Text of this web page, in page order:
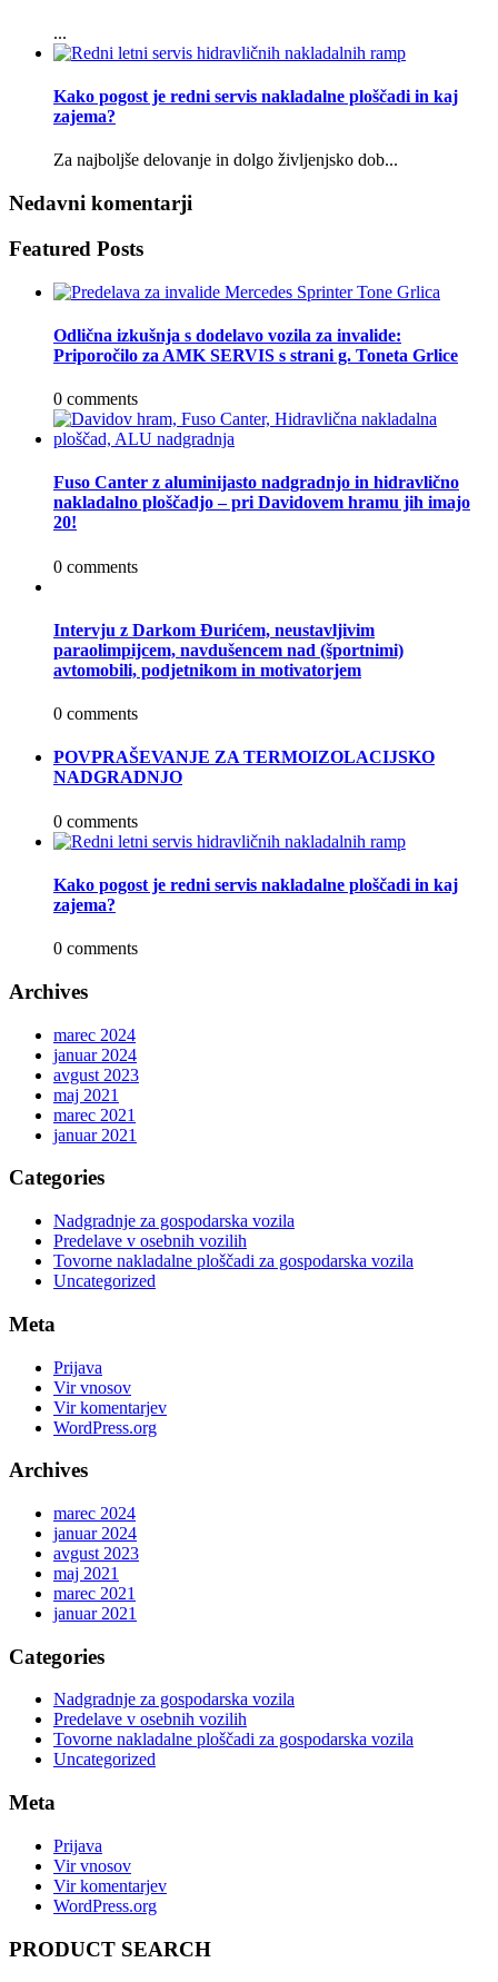
...
Kako pogost je redni servis nakladalne ploščadi in kaj
zajema?
Za najboljše delovanje in dolgo življenjsko dob...
Nedavni komentarji
Featured Posts
Odlična izkušnja s dodelavo vozila za invalide:
Priporočilo za AMK SERVIS s strani g. Toneta Grlice
0 comments
Fuso Canter z aluminijasto nadgradnjo in hidravlično
nakladalno ploščadjo – pri Davidovem hramu jih imajo
20!
0 comments
Intervju z Darkom Đurićem, neustavljivim
paraolimpijcem, navdušencem nad (športnimi)
avtomobili, podjetnikom in motivatorjem
0 comments
POVPRAŠEVANJE ZA TERMOIZOLACIJSKO
NADGRADNJO
0 comments
Kako pogost je redni servis nakladalne ploščadi in kaj
zajema?
0 comments
Archives
marec 2024
januar 2024
avgust 2023
maj 2021
marec 2021
januar 2021
Categories
Nadgradnje za gospodarska vozila
Predelave v osebnih vozilih
Tovorne nakladalne ploščadi za gospodarska vozila
Uncategorized
Meta
Prijava
Vir vnosov
Vir komentarjev
WordPress.org
Archives
marec 2024
januar 2024
avgust 2023
maj 2021
marec 2021
januar 2021
Categories
Nadgradnje za gospodarska vozila
Predelave v osebnih vozilih
Tovorne nakladalne ploščadi za gospodarska vozila
Uncategorized
Meta
Prijava
Vir vnosov
Vir komentarjev
WordPress.org
PRODUCT SEARCH